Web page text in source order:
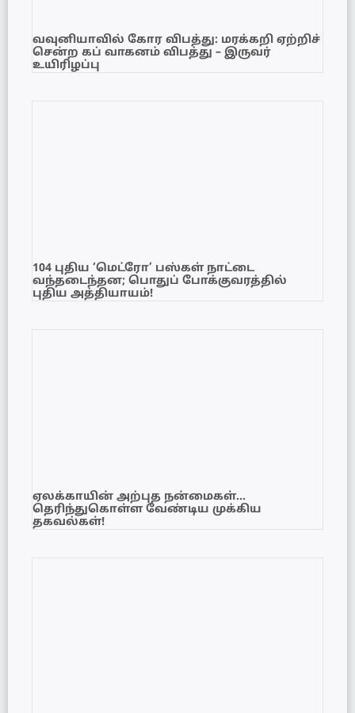
வவுனியாவில் கோர விபத்து: மரக்கறி ஏற்றிச்
சென்ற கப் வாகனம் விபத்து – இருவர்
உயிரிழப்பு
104 புதிய ‘மெட்ரோ’ பஸ்கள் நாட்டை
வந்தடைந்தன; பொதுப் போக்குவரத்தில்
புதிய அத்தியாயம்!
ஏலக்காயின் அற்புத நன்மைகள்…
தெரிந்துகொள்ள வேண்டிய முக்கிய
தகவல்கள்!